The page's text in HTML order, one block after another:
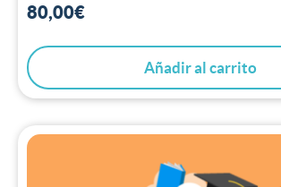
80,00€
Añadir al carrito